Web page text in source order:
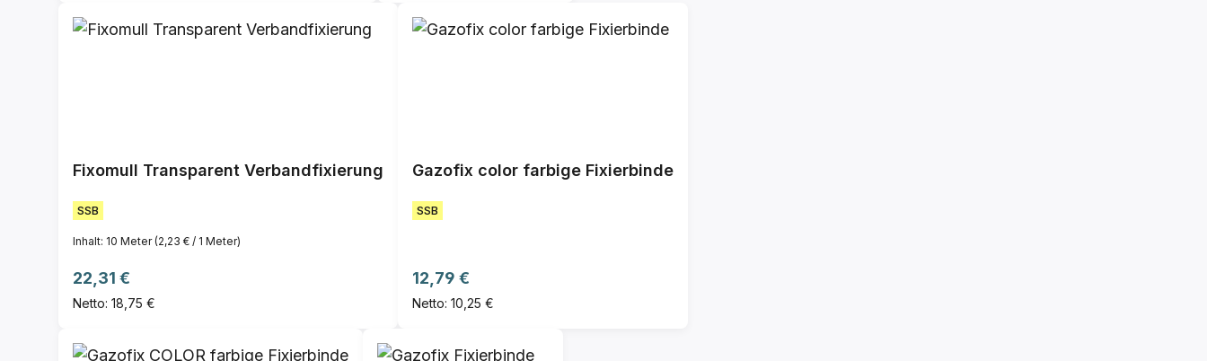
Fixomull Transparent Verbandfixierung
SSB
Inhalt: 10 Meter(2,23 € / 1 Meter)
Regulärer Preis:
22,31 €
Netto: 18,75 €
Gazofix color farbige Fixierbinde
SSB
Regulärer Preis:
12,79 €
Netto: 10,25 €